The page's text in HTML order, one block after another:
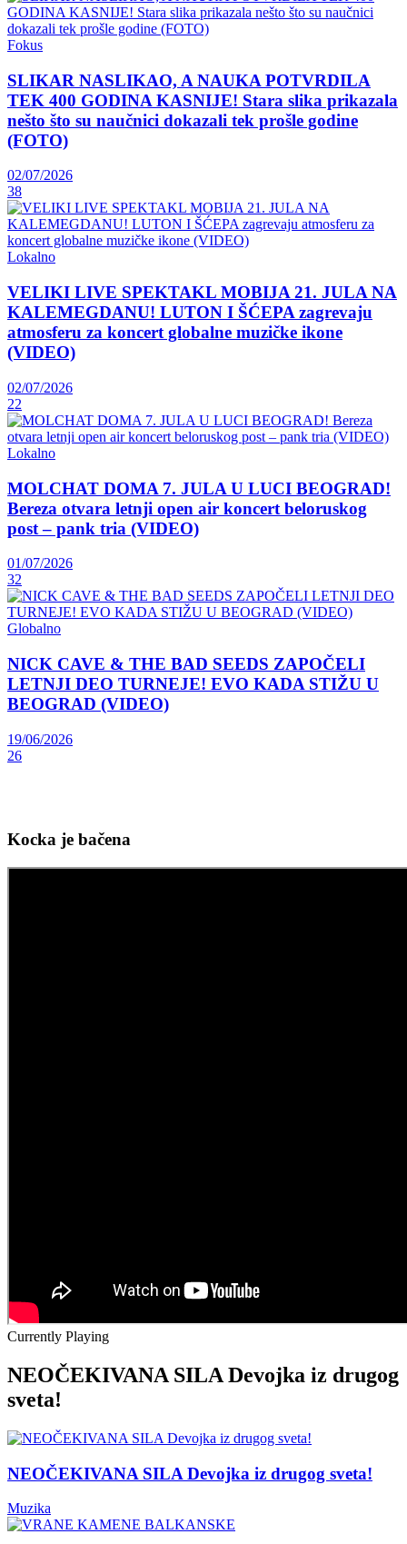
Fokus
SLIKAR NASLIKAO, A NAUKA POTVRDILA
TEK 400 GODINA KASNIJE! Stara slika prikazala
nešto što su naučnici dokazali tek prošle godine
(FOTO)
02/07/2026
38
Lokalno
VELIKI LIVE SPEKTAKL MOBIJA 21. JULA NA
KALEMEGDANU! LUTON I ŠĆEPA zagrevaju
atmosferu za koncert globalne muzičke ikone
(VIDEO)
02/07/2026
22
Lokalno
MOLCHAT DOMA 7. JULA U LUCI BEOGRAD!
Bereza otvara letnji open air koncert beloruskog
post – pank tria (VIDEO)
01/07/2026
32
Globalno
NICK CAVE & THE BAD SEEDS ZAPOČELI
LETNJI DEO TURNEJE! EVO KADA STIŽU U
BEOGRAD (VIDEO)
19/06/2026
26
Kocka je bačena
Currently Playing
NEOČEKIVANA SILA Devojka iz drugog
sveta!
NEOČEKIVANA SILA Devojka iz drugog sveta!
Muzika